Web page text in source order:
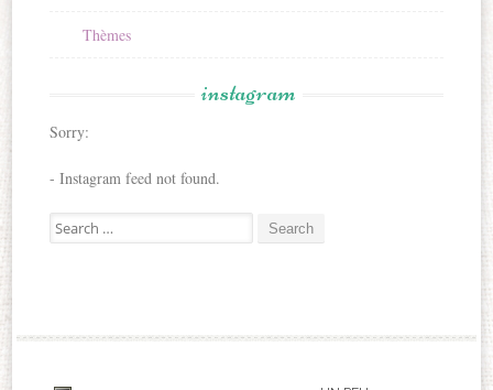
Thèmes
instagram
Sorry:
- Instagram feed not found.
Search for: